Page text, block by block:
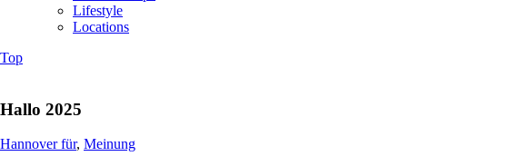
Lifestyle
Locations
Top
Hallo 2025
Hannover für, Meinung